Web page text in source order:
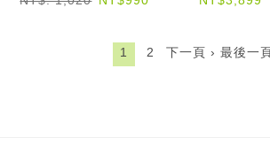
1 2 下一頁 › 最後一